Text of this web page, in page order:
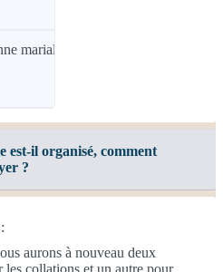
mariale
est-il organisé, comment
?
aurons à nouveau deux
collations et un autre pour